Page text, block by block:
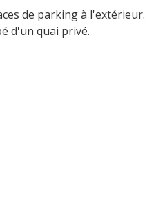
de parking à l'extérieur.
d'un quai privé.